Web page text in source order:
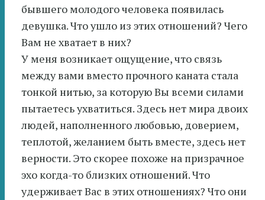
бывшего молодого человека появилась
девушка. Что ушло из этих отношений? Чего
Вам не хватает в них?
У меня возникает ощущение, что связь
между вами вместо прочного каната стала
тонкой нитью, за которую Вы всеми силами
пытаетесь ухватиться. Здесь нет мира двоих
людей, наполненного любовью, доверием,
теплотой, желанием быть вместе, здесь нет
верности. Это скорее похоже на призрачное
эхо когда-то близких отношений. Что
удерживает Вас в этих отношениях? Что они